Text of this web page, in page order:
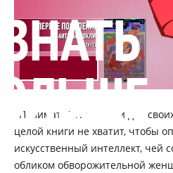
«Полимат Ver. 1.3» или для
целой книги не хватит, чтобы
искусственный интеллект, чей
обликом обворожительной